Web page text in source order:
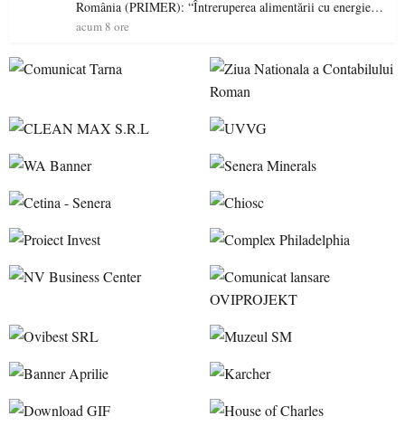
România (PRIMER): “Întreruperea alimentării cu energie
electrică a fabricilor de medicamente va pune în pericol
acum 8 ore